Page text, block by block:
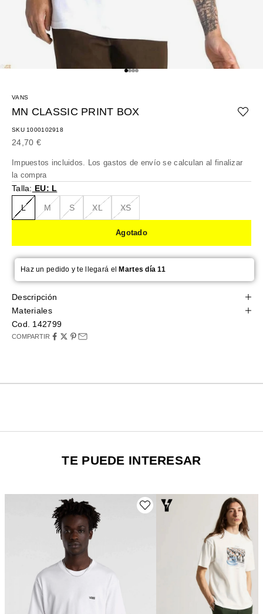
Ir al artículo 1
Ir al artículo 2
Ir al artículo 3
Ir al artículo 4
VANS
MN CLASSIC PRINT BOX
SKU 1000102918
Precio de oferta
24,70 €
Impuestos incluidos. Los gastos de envío se calculan al finalizar
la compra
Talla: EU: L
L M S XL XS
Agotado
Haz un pedido y te llegará elMartes día 11
Descripción
Materiales
Cod. 142799
COMPARTIR
TE PUEDE INTERESAR